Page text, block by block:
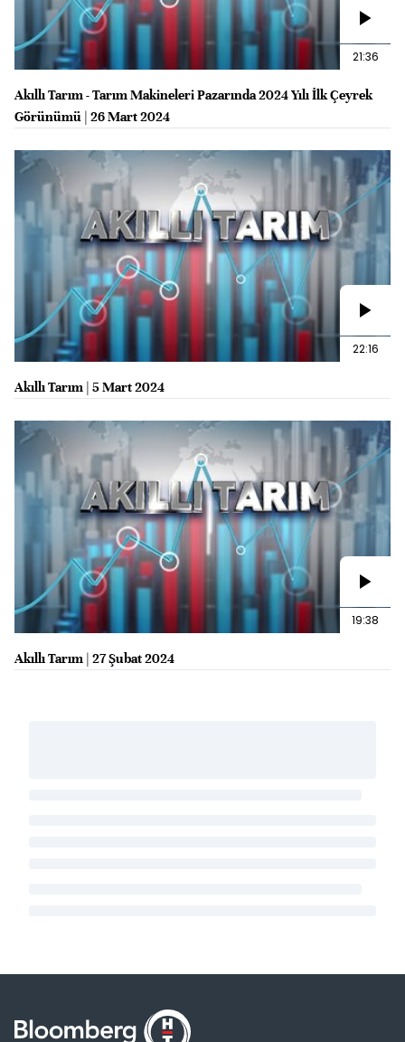
21:36
Akıllı Tarım - Tarım Makineleri Pazarında 2024 Yılı İlk Çeyrek
Görünümü | 26 Mart 2024
22:16
Akıllı Tarım | 5 Mart 2024
19:38
Akıllı Tarım | 27 Şubat 2024